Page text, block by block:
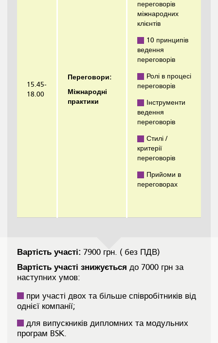
15.45-
18.00
Переговори:
Міжнародні
практики
переговорів
міжнародних
клієнтів
10 принципів
ведення
переговорів
Ролі в процесі
переговорів
Інструменти
ведення
переговорів
Стилі /
критерії
переговорів
Прийоми в
переговорах
Вартість участі: 7900 грн. ( без ПДВ)
Вартість участі знижується до 7000 грн за
наступних умов:
при участі двох та більше співробітників від
однієї компанії;
для випускників дипломних та модульних
програм BSK.